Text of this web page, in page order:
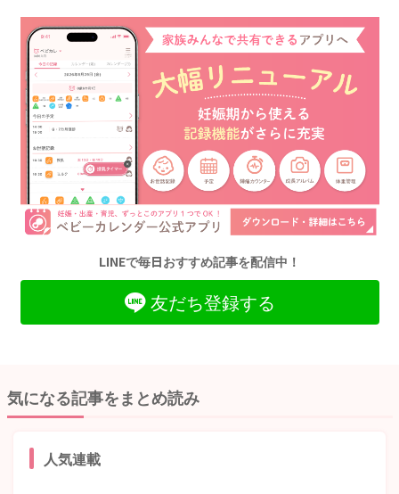
LINEで毎日おすすめ記事を配信中！
友だち登録する
気になる記事をまとめ読み
人気連載